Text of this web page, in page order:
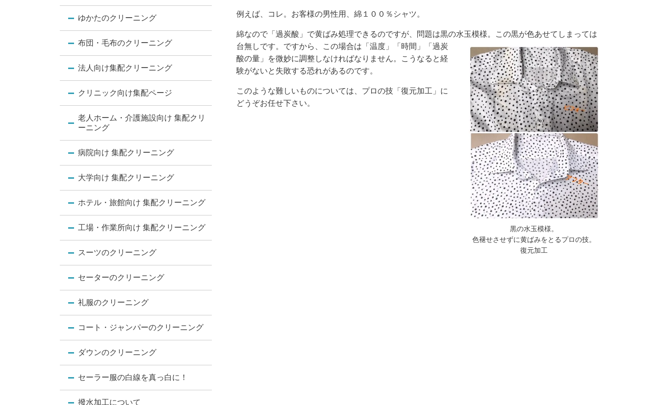
黒の水玉模様。
色褪せさせずに黄ばみをとるプロの技。
復元加工
例えば、コレ。お客様の男性用、綿１００％シャツ。
綿なので「過炭酸」で黄ばみ処理できるのですが、問題は黒の水玉模様。この黒が色あせてしまっては
台無しです。ですから、この場合は「温度」「時間」「過炭
酸の量」を微妙に調整しなければなりません。こうなると経
験がないと失敗する恐れがあるのです。
このような難しいものについては、プロの技「復元加工」に
どうぞお任せ下さい。
ゆかたのクリーニング
布団・毛布のクリーニング
法人向け集配クリーニング
クリニック向け集配ページ
老人ホーム・介護施設向け 集配クリ
ーニング
病院向け 集配クリーニング
大学向け 集配クリーニング
ホテル・旅館向け 集配クリーニング
工場・作業所向け 集配クリーニング
スーツのクリーニング
セーターのクリーニング
礼服のクリーニング
コート・ジャンパーのクリーニング
ダウンのクリーニング
セーラー服の白線を真っ白に！
撥水加工について